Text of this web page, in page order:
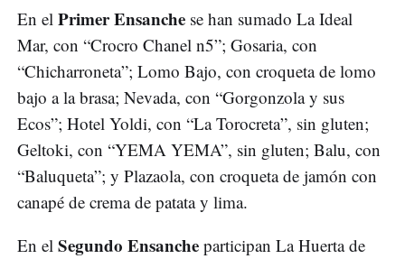
En el Primer Ensanche se han sumado La Ideal
Mar, con “Crocro Chanel n5”; Gosaria, con
“Chicharroneta”; Lomo Bajo, con croqueta de lomo
bajo a la brasa; Nevada, con “Gorgonzola y sus
Ecos”; Hotel Yoldi, con “La Torocreta”, sin gluten;
Geltoki, con “YEMA YEMA”, sin gluten; Balu, con
“Baluqueta”; y Plazaola, con croqueta de jamón con
canapé de crema de patata y lima.
En el Segundo Ensanche participan La Huerta de